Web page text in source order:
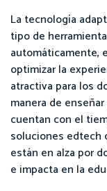
La tecnología
tipo de
automáticamente,
optimizar la
atractiva para los
manera de
cuentan con el
soluciones edtech
están en alza por
e impacta en la